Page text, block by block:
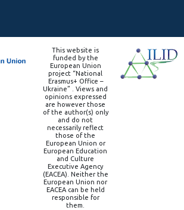
This website is
funded by the
European Union
project “National
Erasmus+ Office –
Ukraine” . Views and
opinions expressed
are however those
of the author(s) only
and do not
necessarily reflect
those of the
European Union or
European Education
and Culture
Executive Agency
(EACEA). Neither the
European Union nor
EACEA can be held
responsible for
them.